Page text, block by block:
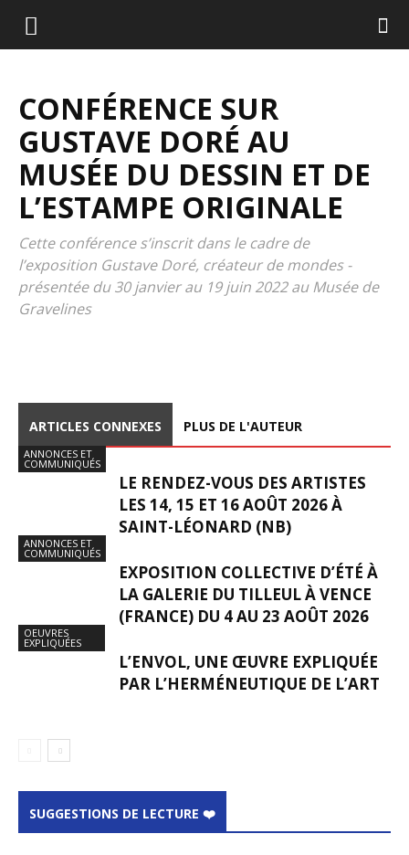
CONFÉRENCE SUR
GUSTAVE DORÉ AU
MUSÉE DU DESSIN ET DE
L’ESTAMPE ORIGINALE
Cette conférence s’inscrit dans le cadre de
l’exposition Gustave Doré, créateur de mondes -
présentée du 30 janvier au 19 juin 2022 au Musée de
Gravelines
ARTICLES CONNEXES PLUS DE L'AUTEUR
ANNONCES ET
COMMUNIQUÉS
LE RENDEZ-VOUS DES ARTISTES
LES 14, 15 ET 16 AOÛT 2026 À
SAINT-LÉONARD (NB)
ANNONCES ET
COMMUNIQUÉS
EXPOSITION COLLECTIVE D’ÉTÉ À
LA GALERIE DU TILLEUL À VENCE
(FRANCE) DU 4 AU 23 AOÛT 2026
OEUVRES
EXPLIQUÉES
L’ENVOL, UNE ŒUVRE EXPLIQUÉE
PAR L’HERMÉNEUTIQUE DE L’ART
SUGGESTIONS DE LECTURE ❤️